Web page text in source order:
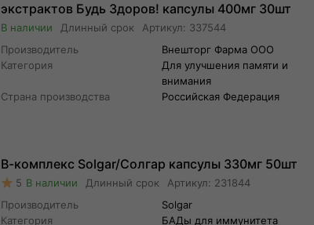
экстрактов Будь Здоров! капсулы 400мг 30шт
Длинный срок Артикул: 337544
Производитель
Внешторг Фарма ООО
Категория
Для улучшения памяти и
внимания
Страна производства
Российская Федерация
В-комплекс Solgar/Солгар капсулы 330мг 50шт
5 Длинный срок Артикул: 231844
Производитель
Solgar
Категория
БАДы для иммунитета